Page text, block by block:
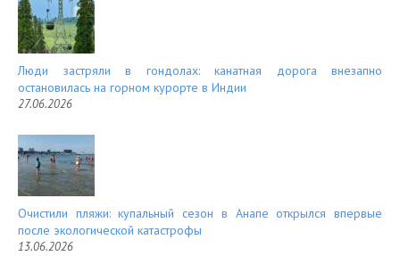
Люди застряли в гондолах: канатная дорога внезапно
остановилась на горном курорте в Индии
27.06.2026
Очистили пляжи: купальный сезон в Анапе открылся впервые
после экологической катастрофы
13.06.2026